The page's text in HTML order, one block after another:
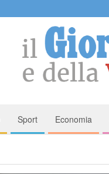
Sport Economia